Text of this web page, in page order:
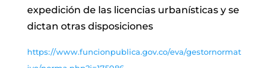
expedición de las licencias urbanísticas y se
dictan otras disposiciones
https://www.funcionpublica.gov.co/eva/gestornormat